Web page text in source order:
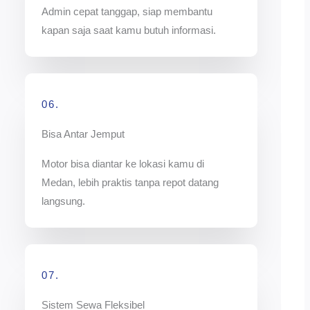
Admin cepat tanggap, siap membantu
kapan saja saat kamu butuh informasi.
06.
Bisa Antar Jemput
Motor bisa diantar ke lokasi kamu di
Medan, lebih praktis tanpa repot datang
langsung.
07.
Sistem Sewa Fleksibel